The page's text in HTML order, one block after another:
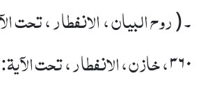
۔(روح البیان ، الانفطار ، تحت
۳۶۰، خازن ، الانفطار ، تحت الآیۃ: